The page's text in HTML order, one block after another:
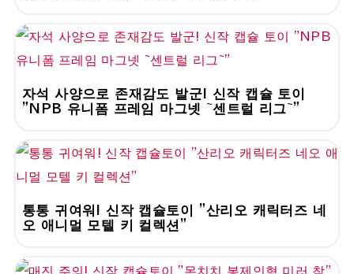
자석 사양으로 존재감도 발군! 신작 캡슐 토이
"NPB 유니폼 프레임 마그넷 ~센트럴 리그~"
통통 귀여워! 신작 캡슐토이 "산리오 캐릭터즈 네
오 애니멀 모텔 키 컬렉션"